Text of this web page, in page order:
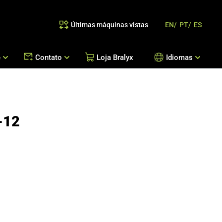
Contato Loja Bralyx Idiomas
Últimas máquinas vistas EN/ PT/ ES
12